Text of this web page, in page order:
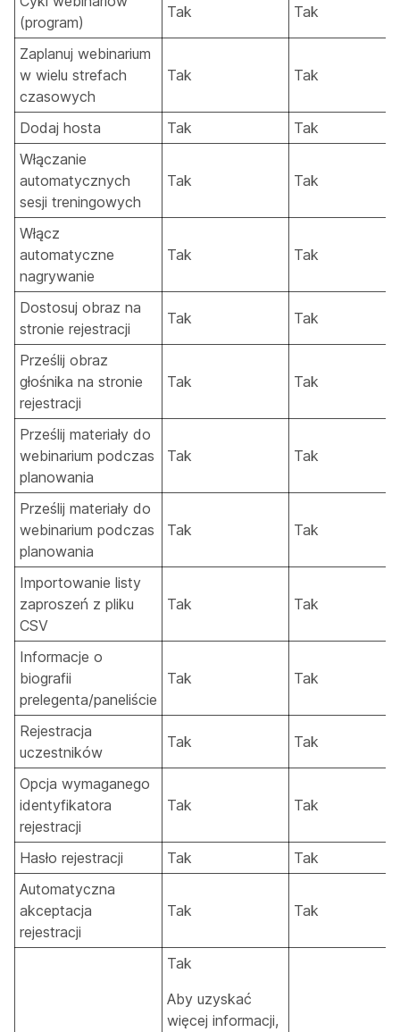
(program)
Tak Tak
Zaplanuj webinarium
w wielu strefach
czasowych
Tak Tak
Dodaj hosta Tak
Tak
Włączanie
automatycznych
sesji treningowych
Tak Tak
Włącz
automatyczne
nagrywanie
Tak Tak
Dostosuj obraz na
stronie rejestracji
Tak Tak
Prześlij obraz
głośnika na stronie
rejestracji
Tak Tak
Prześlij materiały do
webinarium podczas
planowania
Tak Tak
Prześlij materiały do
webinarium podczas
planowania
Tak Tak
Importowanie listy
zaproszeń z pliku
CSV
Tak Tak
Informacje o
biografii
prelegenta/paneliście
Tak Tak
Rejestracja
uczestników
Tak Tak
Opcja wymaganego
identyfikatora
rejestracji
Tak Tak
Hasło rejestracji Tak
Tak
Automatyczna
akceptacja
rejestracji
Tak Tak
Tak
Aby uzyskać
więcej informacji,